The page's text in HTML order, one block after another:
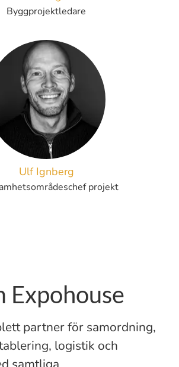
Byggprojektledare
Ulf Ignberg
projekt
Expohouse
partner för samordning,
logistik och